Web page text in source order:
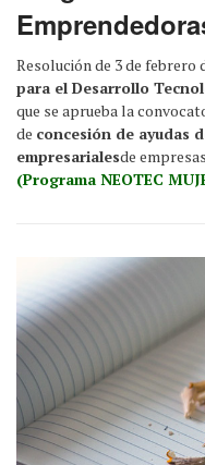
Resolución de 3 de febrero
para el Desarrollo
que se aprueba la
de concesión de ayudas
empresarialesde
(Programa NEOTEC